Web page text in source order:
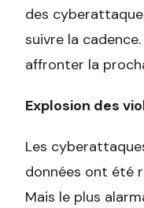
des
suivre la
affronter la
Explosion des
Les
données ont été
Mais le plus